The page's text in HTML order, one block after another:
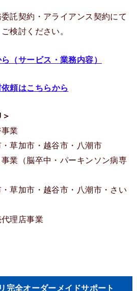
託契約・アライアンス契約にて
検討ください。
（サービス・業務内容）
頼はこちらから
業
草加市・越谷市・八潮市
業（脳卒中・パーキンソン病専
草加市・越谷市・八潮市・さい
理店事業
完全オーダーメイドサポート